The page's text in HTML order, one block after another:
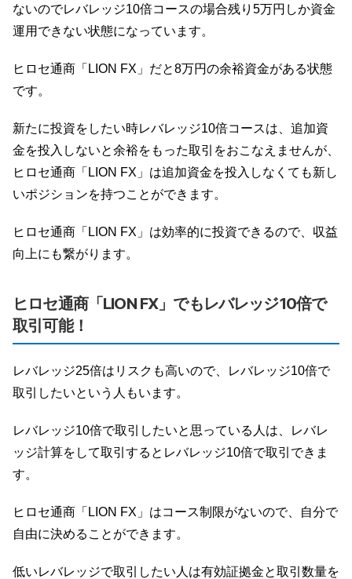
ないのでレバレッジ10倍コースの場合残り5万円しか資金
運用できない状態になっています。
ヒロセ通商「LION FX」だと8万円の余裕資金がある状態
です。
新たに投資をしたい時レバレッジ10倍コースは、追加資
金を投入しないと余裕をもった取引をおこなえませんが、
ヒロセ通商「LION FX」は追加資金を投入しなくても新し
いポジションを持つことができます。
ヒロセ通商「LION FX」は効率的に投資できるので、収益
向上にも繋がります。
ヒロセ通商「LION FX」でもレバレッジ10倍で
取引可能！
レバレッジ25倍はリスクも高いので、レバレッジ10倍で
取引したいという人もいます。
レバレッジ10倍で取引したいと思っている人は、レバレ
ッジ計算をして取引するとレバレッジ10倍で取引できま
す。
ヒロセ通商「LION FX」はコース制限がないので、自分で
自由に決めることができます。
低いレバレッジで取引したい人は有効証拠金と取引数量を